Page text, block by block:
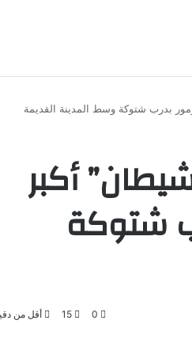
بدرب شتوكة وسط المدينة القديمة
أكبر
شتوكة
0
15 أقل من